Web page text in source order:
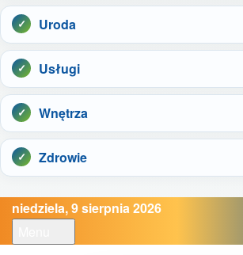
Uroda
Usługi
Wnętrza
Zdrowie
niedziela, 9 sierpnia 2026